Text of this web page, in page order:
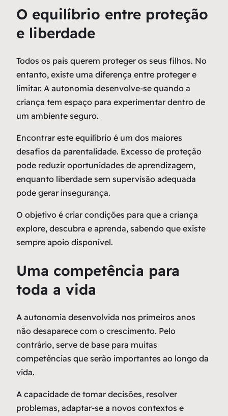
O equilíbrio entre proteção
e liberdade
Todos os pais querem proteger os seus filhos. No
entanto, existe uma diferença entre proteger e
limitar. A autonomia desenvolve-se quando a
criança tem espaço para experimentar dentro de
um ambiente seguro.
Encontrar este equilíbrio é um dos maiores
desafios da parentalidade. Excesso de proteção
pode reduzir oportunidades de aprendizagem,
enquanto liberdade sem supervisão adequada
pode gerar insegurança.
O objetivo é criar condições para que a criança
explore, descubra e aprenda, sabendo que existe
sempre apoio disponível.
Uma competência para
toda a vida
A autonomia desenvolvida nos primeiros anos
não desaparece com o crescimento. Pelo
contrário, serve de base para muitas
competências que serão importantes ao longo da
vida.
A capacidade de tomar decisões, resolver
problemas, adaptar-se a novos contextos e